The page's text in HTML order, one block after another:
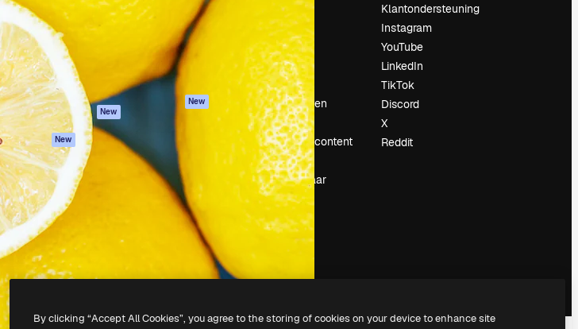
AI-assistent
AI Image Generator
AI Video Generator
AI Voice Generator
Stockcontent
MCP voor
Claude/ChatGPT
New
Agenten New
API
Mobiele app
Alle Magnific-tools
Documentatie
Ondersteuning
Algemene
voorwaarden
Privacybeleid
New
Vertrouwenscentrum
Partners
Onderneming
Over ons
Reviews
Vacatures
Zoektrends
Blog
Evenementen
Slidesgo
Verkoop je content
Perszaal
Op zoek naar
magnific.ai
Klantondersteuning
Instagram
YouTube
LinkedIn
TikTok
Discord
X
Reddit
Alle rechten voorbehouden.
By clicking “Accept All Cookies”, you agree to the storing of cookies on your device to enhance site